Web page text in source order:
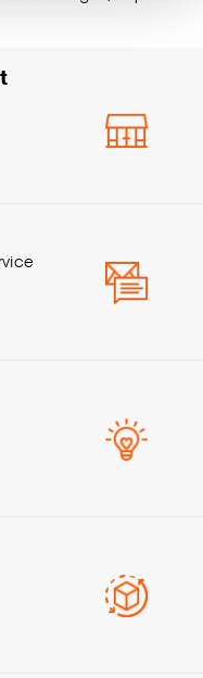
Je kunt er ook
te
keuze altijd nog
maanden